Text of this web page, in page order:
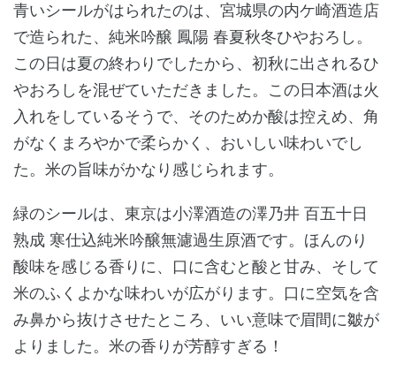
青いシールがはられたのは、宮城県の内ケ崎酒造店
で造られた、純米吟醸 鳳陽 春夏秋冬ひやおろし。
この日は夏の終わりでしたから、初秋に出されるひ
やおろしを混ぜていただきました。この日本酒は火
入れをしているそうで、そのためか酸は控えめ、角
がなくまろやかで柔らかく、おいしい味わいでし
た。米の旨味がかなり感じられます。
緑のシールは、東京は小澤酒造の澤乃井 百五十日
熟成 寒仕込純米吟醸無濾過生原酒です。ほんのり
酸味を感じる香りに、口に含むと酸と甘み、そして
米のふくよかな味わいが広がります。口に空気を含
み鼻から抜けさせたところ、いい意味で眉間に皺が
よりました。米の香りが芳醇すぎる！